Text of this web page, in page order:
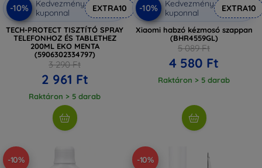
-10%
Kedvezmény
kuponnal
EXTRA10
TECH-PROTECT TISZTÍTÓ SPRAY
TELEFONHOZ ÉS TABLETHEZ
200ML EKO MENTA
(5906302334797)
3 290 Ft
2 961 Ft
Raktáron > 5 darab
-10%
Kedvezmény
kuponnal
EXTRA10
Xiaomi habzó kézmosó szappan
(BHR4559GL)
5 089 Ft
4 580 Ft
Raktáron > 5 darab
-10% -10%